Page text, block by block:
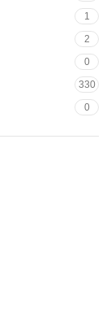
1
2
0
330
0